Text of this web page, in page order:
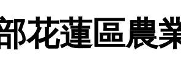
花蓮區農